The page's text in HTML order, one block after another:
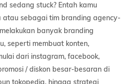
sedang stuck? Entah kamu
sebagai tim branding agency-
banyak branding
seperti membuat konten,
dari instagram, facebook,
/ diskon besar-besaran di
tokopedia, hingga strategi